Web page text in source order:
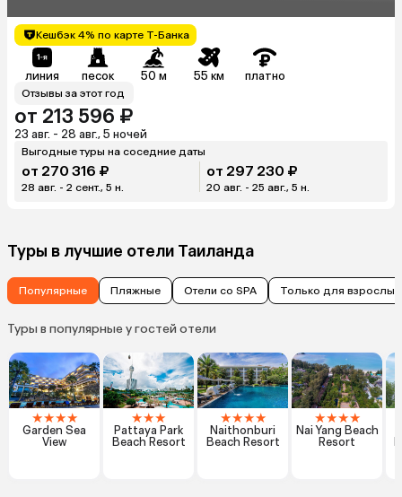
Кешбэк 4% по карте Т-Банка
линия песок 50 м 55 км платно
Отзывы за этот год
от 213 596 ₽
23 авг. - 28 авг., 5 ночей
Выгодные туры на соседние даты
от 270 316 ₽
28 авг. - 2 сент., 5 н.
от 297 230 ₽
20 авг. - 25 авг., 5 н.
Туры в лучшие отели Таиланда
Популярные Пляжные Отели со SPA Только для взрослых
Туры в популярные у гостей отели
★★★★
Garden Sea
View
★★★
Pattaya Park
Beach Resort
★★★★
Naithonburi
Beach Resort
★★★★
Nai Yang Beach
Resort